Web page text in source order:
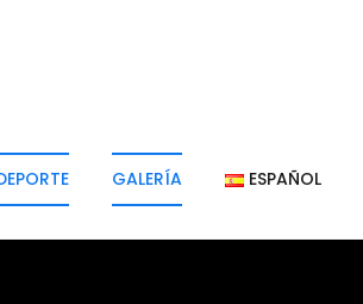
GALERÍA ESPAÑOL